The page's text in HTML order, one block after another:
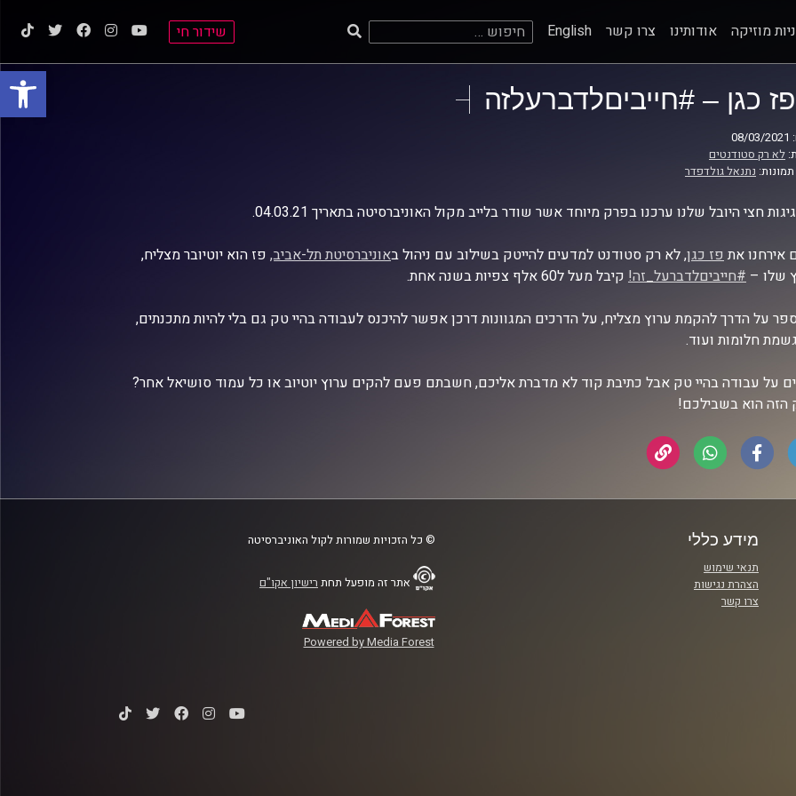
פתח
מוזיקה אודותינו צרו קשר English חיפוש: שידור חי
פז כגן – #חייביםלדברעלזה
לא רק סטודנטים
נתנאל גולדפדר
חצי היובל שלנו ערכנו בפרק מיוחד אשר שודר בלייב מקול האוניברסיטה בתאריך 04.03.21.
אירחנו אתפז כגן, לא רק סטודנט למדעים להייטק בשילוב עם ניהול באוניברסיטת תל-אביב, פז הוא יוטיובר מצליח,
שלו – #חייביםלדברעל_זה! קיבל מעל ל60 אלף צפיות בשנה אחת.
על הדרך להקמת ערוץ מצליח, על הדרכים המגוונות דרכן אפשר להיכנס לעבודה בהיי טק גם בלי להיות מתכנתים,
חלומות ועוד.
על עבודה בהיי טק אבל כתיבת קוד לא מדברת אליכם, חשבתם פעם להקים ערוץ יוטיוב או כל עמוד סושיאל אחר?
הזה הוא בשבילכם!
מידע כללי
תנאי שימוש
הצהרת נגישות
צרו קשר
© כל הזכויות שמורות לקול האוניברסיטה
אתר זה מופעל תחת רישיון אקו"ם
Powered by Media Forest